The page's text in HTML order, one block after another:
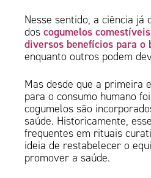
Nesse sentido, a ciência já
doscogumelos
diversos benefícios para o
enquanto outros podem
Mas desde que a primeira
para o consumo humano
cogumelos são
saúde. Historicamente,
frequentes em rituais
ideia de restabelecer o
promover a saúde.